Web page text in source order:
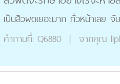
เป็นสิวผดเยอะมาก ทั่วหน้าเลย
คำถามที่: Q6880 | จากคุณ